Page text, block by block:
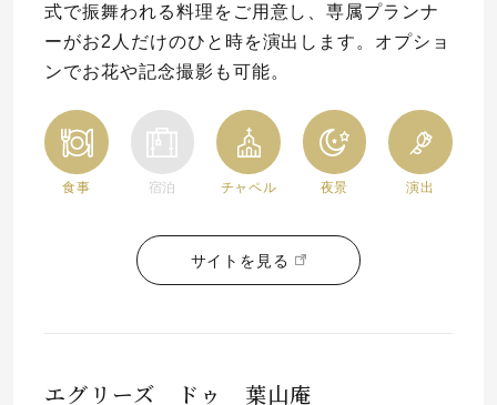
式で振舞われる料理をご用意し、専属プランナ
ーがお2人だけのひと時を演出します。オプショ
ンでお花や記念撮影も可能。
食事 宿泊 チャペル 夜景 演出
サイトを見る
エグリーズ ドゥ 葉山庵
言葉
エピソード Follow us on